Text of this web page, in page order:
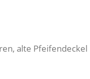
alte Pfeifendeckel